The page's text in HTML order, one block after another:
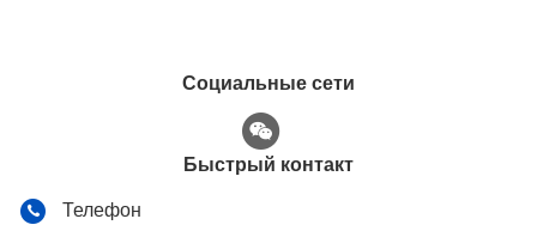
Социальные сети
Быстрый контакт
Телефон